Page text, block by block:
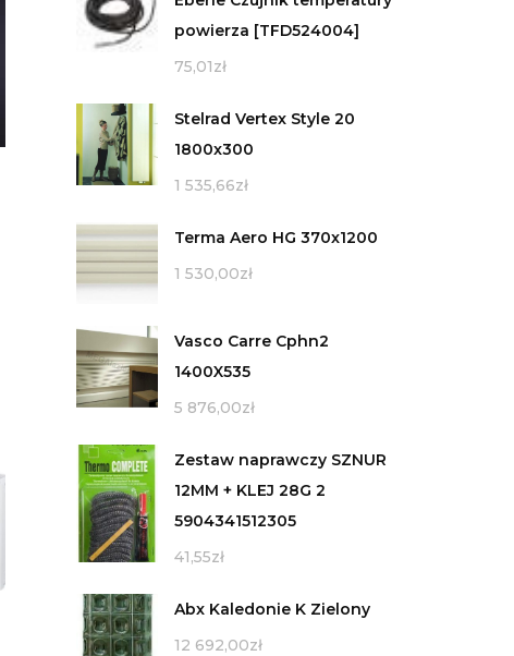
powierza [TFD524004]
75,01zł
Stelrad Vertex Style 20
1800x300
1 535,66zł
Terma Aero HG 370x1200
1 530,00zł
Vasco Carre Cphn2
1400X535
5 876,00zł
Zestaw naprawczy SZNUR
12MM + KLEJ 28G 2
5904341512305
41,55zł
Abx Kaledonie K Zielony
12 692,00zł